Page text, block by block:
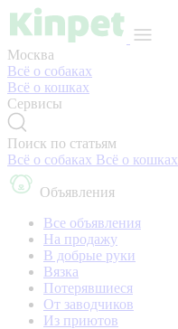
Москва
Всё о собаках
Всё о кошках
Сервисы
Поиск по статьям
Всё о собаках Всё о кошках
Объявления
Все объявления
На продажу
В добрые руки
Вязка
Потерявшиеся
От заводчиков
Из приютов